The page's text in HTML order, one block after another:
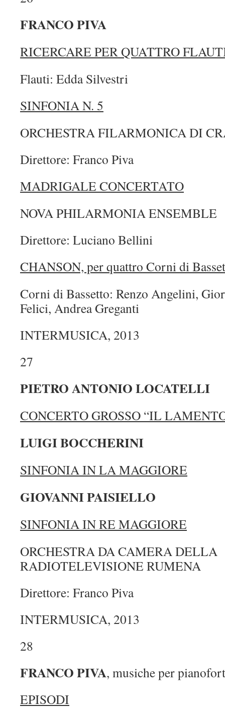
FRANCO PIVA
RICERCARE PER QUATTRO
Flauti: Edda Silvestri
SINFONIA N. 5
ORCHESTRA FILARMONICA DI
Direttore: Franco Piva
MADRIGALE CONCERTATO
NOVA PHILARMONIA ENSEMBLE
Direttore: Luciano Bellini
CHANSON, per quattro Corni di
Corni di Bassetto: Renzo Angelini,
Felici, Andrea Greganti
INTERMUSICA, 2013
27
PIETRO ANTONIO LOCATELLI
CONCERTO GROSSO “IL
LUIGI BOCCHERINI
SINFONIA IN LA MAGGIORE
GIOVANNI PAISIELLO
SINFONIA IN RE MAGGIORE
ORCHESTRA DA CAMERA DELLA
RADIOTELEVISIONE RUMENA
Direttore: Franco Piva
INTERMUSICA, 2013
28
FRANCO PIVA, musiche per
EPISODI